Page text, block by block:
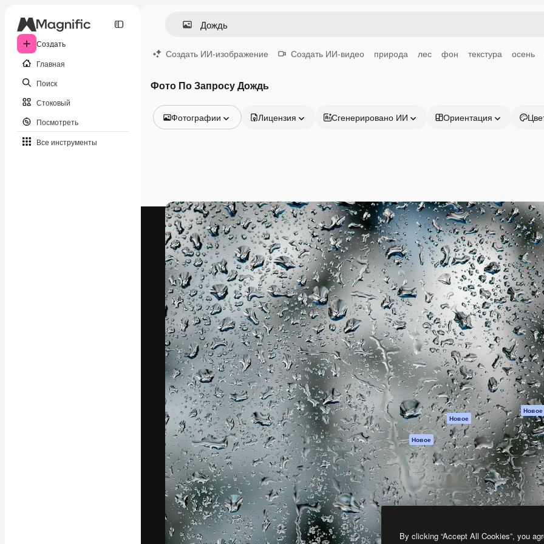
Создать
Главная
Поиск
Стоковый
Посмотреть
Все инструменты
Создать ИИ-изображение Создать ИИ-видео природа лес фон текстура осень
Фото По Запросу Дождь
Фотографии
Видео
Видеоролик
Моушн-дизайн
Видеошаблоны
Иконки
3D-модели
Шрифты
Лицензия Сгенерировано ИИ Ориентация
Креативная платформа для создания
ваших лучших работ. Более 1 миллиона
подписчиков среди креаторов,
предприятий, агентств и студий.
Pусский
Продукция
Spaces
ИИ-помощник
Генератор
изображений ИИ
Генератор видео
ИИ
Генератор голоса
на основе ИИ
Стоковый контент
MCP для
Claude/ChatGPT
Новое
Агенты Новое
API
Мобильное
приложение
Все инструменты
Magnific
Начать
Academy
Документация
Пакету ИИ
Служба
поддержки
Условия и
положения
Политика
Оригиналы Новое
Политика
cookie
Центр доверия
Партнеры
Предприятие
By clicking “Accept All Cookies”, you